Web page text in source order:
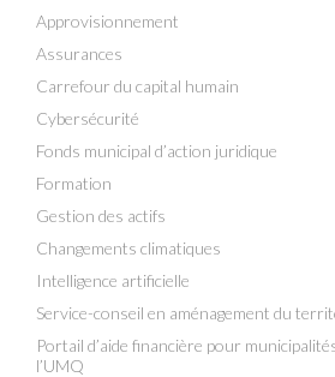
Approvisionnement
Assurances
Carrefour du capital humain
Cybersécurité
Fonds municipal d’action juridique
Formation
Gestion des actifs
Changements climatiques
Intelligence artificielle
Service-conseil en aménagement du
Portail d’aide financière pour
l’UMQ